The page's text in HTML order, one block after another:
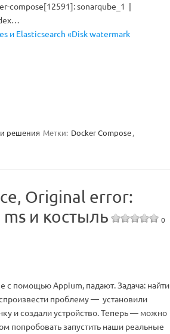
compose[12591]: sonarqube_1 |
и Elasticsearch «Disk watermark
решения Метки: Docker Compose,
Original error:
и костыль
0
с помощью Appium, падают. Задача: найти
проблему — установили
и создали устройство. Теперь — можно
попробовать запустить наши реальные